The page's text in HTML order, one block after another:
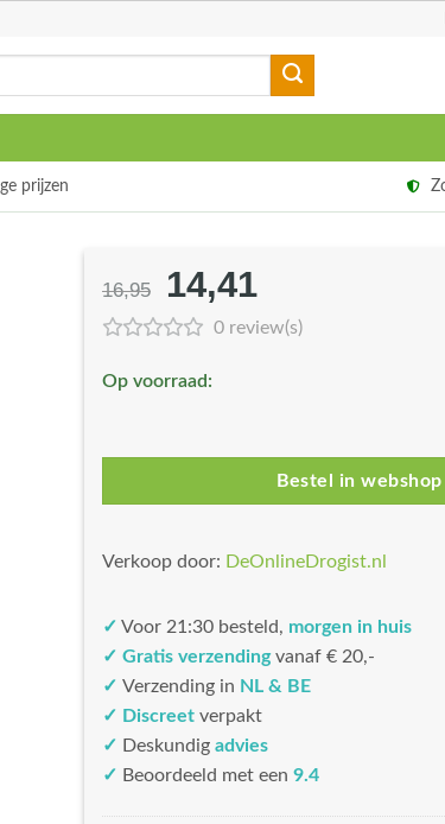
prijzen
16,95
Oorspronkelijke
prijs
€16,95.
14,41
prijs
0 review(s)
Op voorraad:
Bestel in webshop
Verkoop door: DeOnlineDrogist.nl
✓ Voor 21:30 besteld, morgen in huis
✓ Gratis verzendingvanaf € 20,-
✓ Verzending in NL & BE
✓ Discreet verpakt
✓ Deskundig advies
✓ Beoordeeld met een 9.4